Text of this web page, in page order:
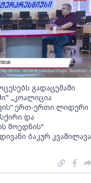
გადაცემაში
„კოალიცია
ერთ-ერთი ლიდერი
და
მოედნის“
ბაკურ კვაშილავა